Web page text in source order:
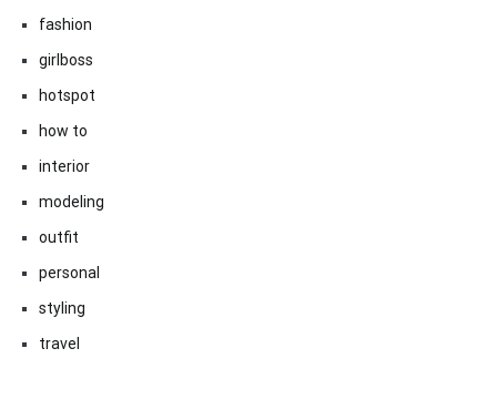
fashion
girlboss
hotspot
how to
interior
modeling
outfit
personal
styling
travel